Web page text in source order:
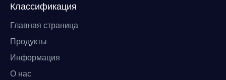
Классификация
Главная страница
Продукты
Информация
О нас